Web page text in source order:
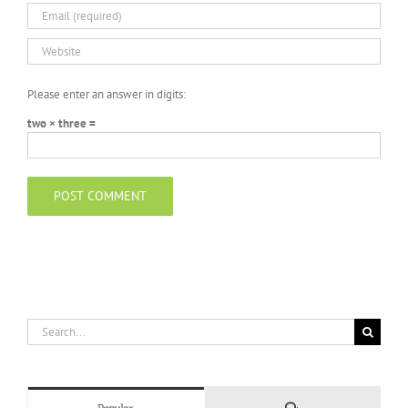
Please enter an answer in digits:
two × three =
Search
for: